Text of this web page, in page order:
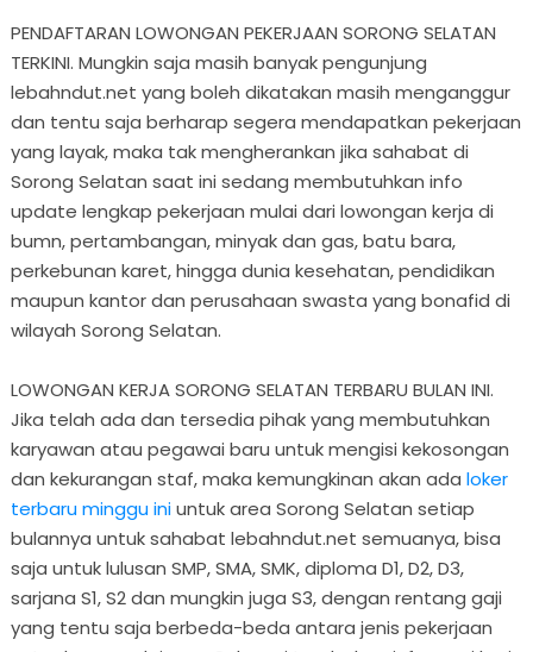
PENDAFTARAN LOWONGAN PEKERJAAN SORONG SELATAN
TERKINI. Mungkin saja masih banyak pengunjung
lebahndut.net yang boleh dikatakan masih menganggur
dan tentu saja berharap segera mendapatkan pekerjaan
yang layak, maka tak mengherankan jika sahabat di
Sorong Selatan saat ini sedang membutuhkan info
update lengkap pekerjaan mulai dari lowongan kerja di
bumn, pertambangan, minyak dan gas, batu bara,
perkebunan karet, hingga dunia kesehatan, pendidikan
maupun kantor dan perusahaan swasta yang bonafid di
wilayah Sorong Selatan.
LOWONGAN KERJA SORONG SELATAN TERBARU BULAN INI.
Jika telah ada dan tersedia pihak yang membutuhkan
karyawan atau pegawai baru untuk mengisi kekosongan
dan kekurangan staf, maka kemungkinan akan ada loker
terbaru minggu iniuntuk area Sorong Selatan setiap
bulannya untuk sahabat lebahndut.net semuanya, bisa
saja untuk lulusan SMP, SMA, SMK, diploma D1, D2, D3,
sarjana S1, S2 dan mungkin juga S3, dengan rentang gaji
yang tentu saja berbeda-beda antara jenis pekerjaan